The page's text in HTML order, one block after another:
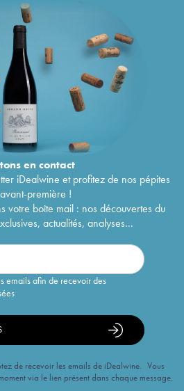
encontact
iDealwine et profitez de nos pépites
première !
votre boîte mail : nos découvertes du
actualités, analyses...
emails afin de recevoir des
de recevoir les emails de iDealwine. Vous
via le lien présent dans chaque message.